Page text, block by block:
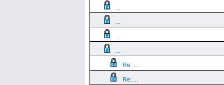
...
...
...
...
Re: ...
Re: ...